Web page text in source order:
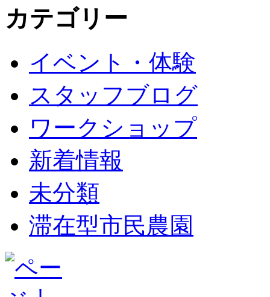
カテゴリー
イベント・体験
スタッフブログ
ワークショップ
新着情報
未分類
滞在型市民農園